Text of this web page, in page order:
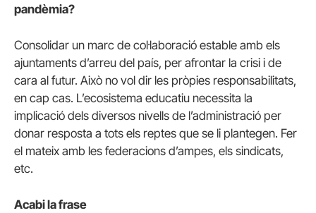
pandèmia?
Consolidar un marc de col·laboració estable amb els
ajuntaments d’arreu del país, per afrontar la crisi i de
cara al futur. Això no vol dir les pròpies responsabilitats,
en cap cas. L’ecosistema educatiu necessita la
implicació dels diversos nivells de l’administració per
donar resposta a tots els reptes que se li plantegen. Fer
el mateix amb les federacions d’ampes, els sindicats,
etc.
Acabi la frase